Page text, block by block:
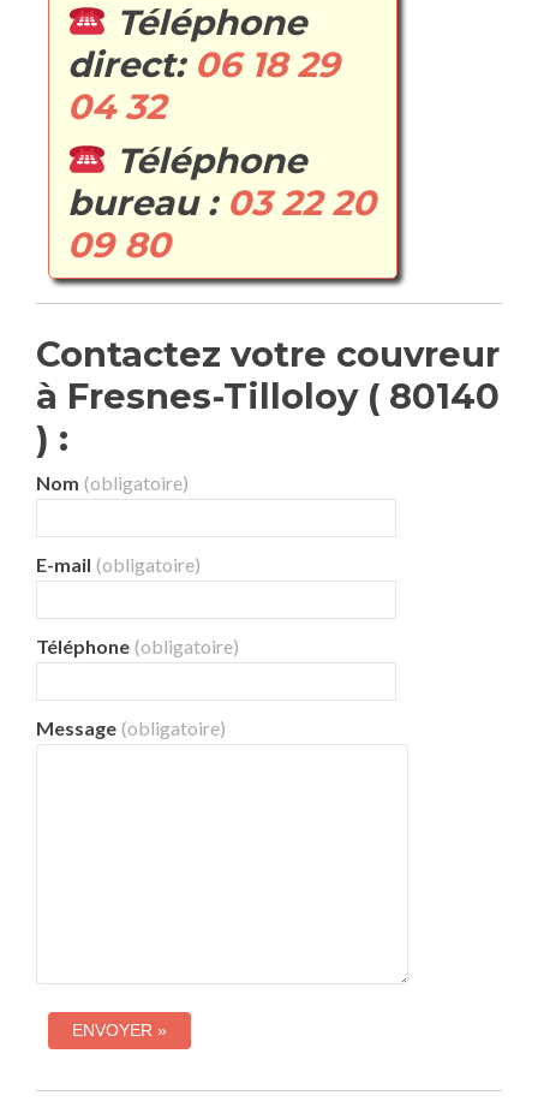
Téléphone
direct: 06 18 29
04 32
Téléphone
bureau : 03 22 20
09 80
Contactez votre couvreur
à Fresnes-Tilloloy ( 80140
) :
Nom (obligatoire)
E-mail (obligatoire)
Téléphone (obligatoire)
Message (obligatoire)